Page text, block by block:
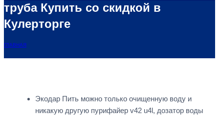
труба Купить со скидкой в
Кулерторге
ГЛАВНАЯ
Экодар Пить можно только очищенную воду и
никакую другую пурифайер v42 u4l, дозатор воды